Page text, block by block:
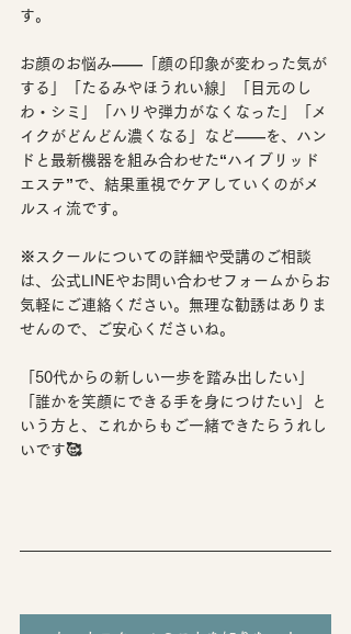
す。
お顔のお悩み――「顔の印象が変わった気が
する」「たるみやほうれい線」「目元のし
わ・シミ」「ハリや弾力がなくなった」「メ
イクがどんどん濃くなる」など――を、 ハン
ドと最新機器を組み合わせた“ハイブリッド
エステ”で、結果重視でケアしていくのがメ
ルスィ流です。
※スクールについての詳細や受講のご相談
は、公式LINEやお問い合わせフォームからお
気軽にご連絡ください。無理な勧誘はありま
せんので、ご安心くださいね。
「50代からの新しい一歩を踏み出したい」
「誰かを笑顔にできる手を身につけたい」と
いう方と、これからもご一緒できたらうれし
いです🥰